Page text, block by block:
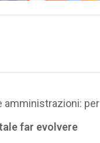
amministrazioni: per
far evolvere